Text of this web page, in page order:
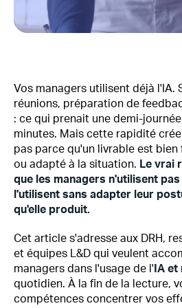
Vos managers utilisent déjà l'IA.
réunions, préparation de
: ce qui prenait une demi-
minutes. Mais cette rapidité
pas parce qu'un livrable est
ou adapté à la situation. Le vrai
que les managers n'utilisent pas
l'utilisent sans adapter leur
qu'elle produit.
Cet article s'adresse aux DRH,
et équipes L&D qui veulent
managers dans l'usage de l' IA
quotidien. À la fin de la lecture,
compétences concentrer vos